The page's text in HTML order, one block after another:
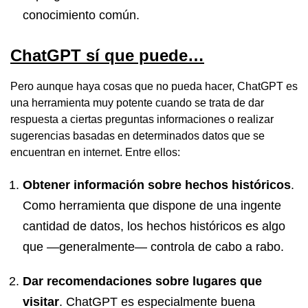
conocimiento común.
ChatGPT sí que puede…
Pero aunque haya cosas que no pueda hacer, ChatGPT es
una herramienta muy potente cuando se trata de dar
respuesta a ciertas preguntas informaciones o realizar
sugerencias basadas en determinados datos que se
encuentran en internet. Entre ellos:
Obtener información sobre hechos históricos.
Como herramienta que dispone de una ingente
cantidad de datos, los hechos históricos es algo
que —generalmente— controla de cabo a rabo.
Dar recomendaciones sobre lugares que
visitar. ChatGPT es especialmente buena